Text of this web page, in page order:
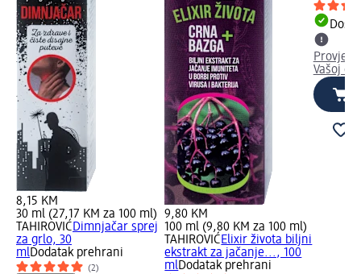
8,15 KM
30 ml (27,17 KM za 100 ml)
TAHIROVIĆDimnjačar sprej
za grlo, 30
mlDodatak prehrani
(2)
9,80 KM
100 ml (9,80 KM za 100 ml)
TAHIROVIĆElixir života biljni
ekstrakt za jačanje..., 100
mlDodatak prehrani
Vašoj